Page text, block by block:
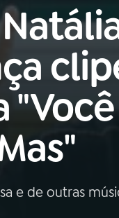
"Você
e de outras